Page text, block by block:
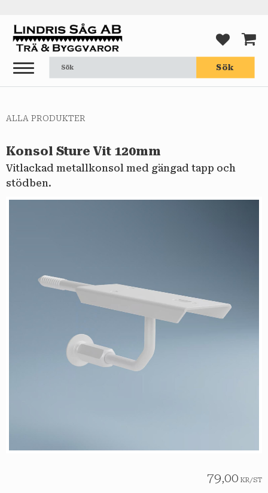
Meny
Sök
ALLA PRODUKTER
Konsol Sture Vit 120mm
Vitlackad metallkonsol med gängad tapp och
stödben.
79,00 KR/ST